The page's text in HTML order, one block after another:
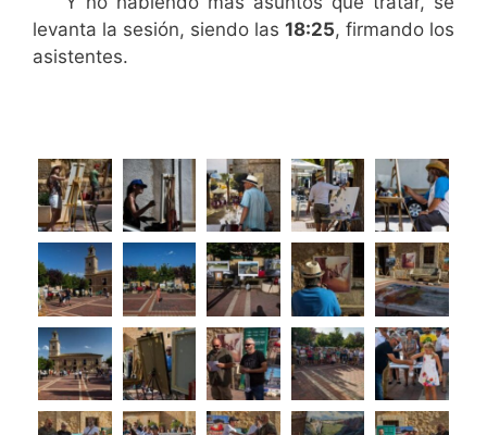
levanta la sesión, siendo las 18:25, firmando los
asistentes.